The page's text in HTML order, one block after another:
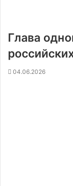
Глава
04.06.2026